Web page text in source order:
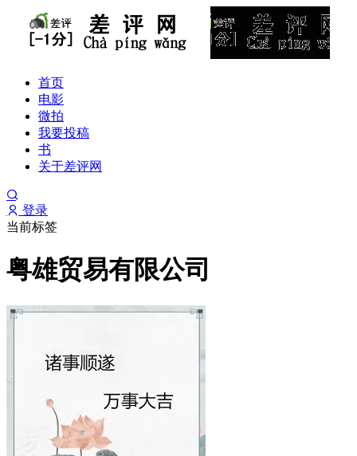
首页
电影
微拍
我要投稿
书
关于差评网
登录
当前标签
粤雄贸易有限公司